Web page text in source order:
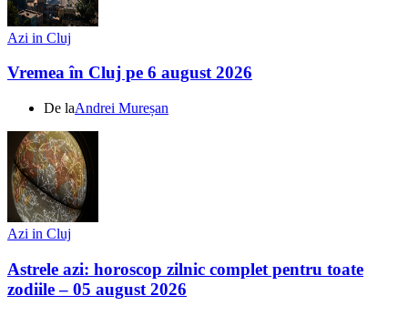
Azi in Cluj
Vremea în Cluj pe 6 august 2026
De laAndrei Mureșan
Azi in Cluj
Astrele azi: horoscop zilnic complet pentru toate
zodiile – 05 august 2026